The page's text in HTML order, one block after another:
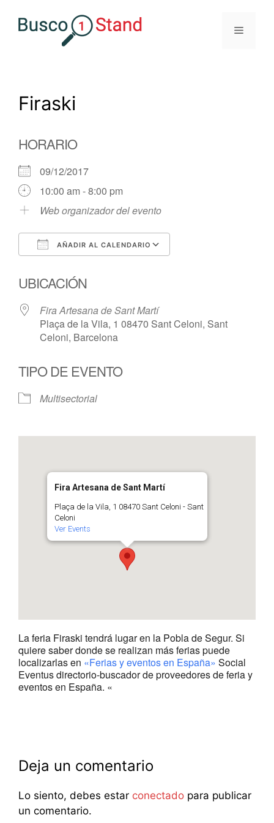
Menú
Firaski
HORARIO
09/12/2017
10:00 am - 8:00 pm
Web organizador del evento
AÑADIR AL CALENDARIO
UBICACIÓN
Fira Artesana de Sant Martí
Plaça de la Vila, 1 08470 Sant Celoni, Sant
Celoni, Barcelona
TIPO DE EVENTO
Multisectorial
Fira Artesana de Sant Martí
Plaça de la Vila, 1 08470 Sant Celoni - Sant
Celoni
Ver Events
La feria Firaski tendrá lugar en la Pobla de Segur. Si
quiere saber donde se realizan más ferias puede
localizarlas en «Ferias y eventos en España» Social
Eventus directorio-buscador de proveedores de feria y
eventos en España. «
Deja un comentario
Lo siento, debes estar conectado para publicar
un comentario.